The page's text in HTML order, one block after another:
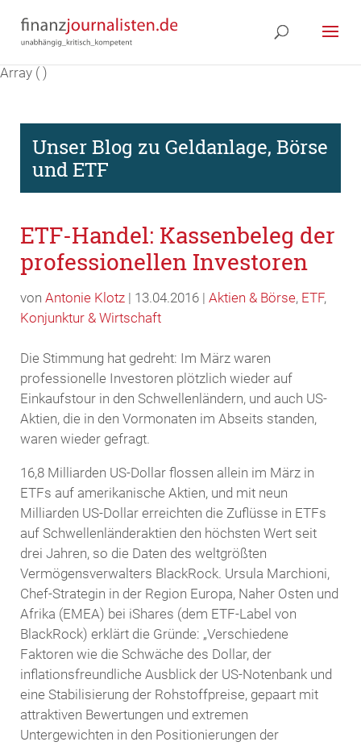
Array ( )
Unser Blog zu Geldanlage, Börse
und ETF
ETF-Handel: Kassenbeleg der
professionellen Investoren
von Antonie Klotz| 13.04.2016 | Aktien & Börse, ETF,
Konjunktur & Wirtschaft
Die Stimmung hat gedreht: Im März waren
professionelle Investoren plötzlich wieder auf
Einkaufstour in den Schwellenländern, und auch US-
Aktien, die in den Vormonaten im Abseits standen,
waren wieder gefragt.
16,8 Milliarden US-Dollar flossen allein im März in
ETFs auf amerikanische Aktien, und mit neun
Milliarden US-Dollar erreichten die Zuflüsse in ETFs
auf Schwellenländeraktien den höchsten Wert seit
drei Jahren, so die Daten des weltgrößten
Vermögensverwalters BlackRock. Ursula Marchioni,
Chef-Strategin in der Region Europa, Naher Osten und
Afrika (EMEA) bei iShares (dem ETF-Label von
BlackRock) erklärt die Gründe: „Verschiedene
Faktoren wie die Schwäche des Dollar, der
inflationsfreundliche Ausblick der US-Notenbank und
eine Stabilisierung der Rohstoffpreise, gepaart mit
attraktiven Bewertungen und extremen
Untergewichten in den Positionierungen der